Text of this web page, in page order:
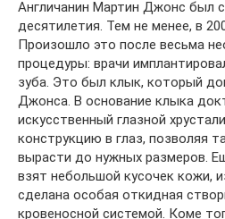
Англичанин Мартин Джонс был
десятилетия. Тем не менее, в
Произошло это после весьма
процедуры: врачи
зуба. Это был клык, который
Джонса. В основание клыка
искусственный глазной
конструкцию в глаз, позволяя
вырасти до нужных размеров.
взят небольшой кусочек кожи,
сделана особая откидная
кровеносной системой. Коме